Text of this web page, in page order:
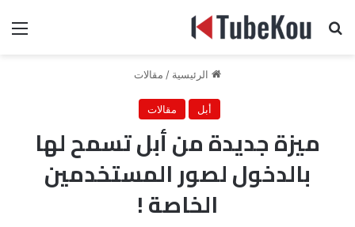
بحث عن
الرئيسية / مقالات
أبل مقالات
ميزة جديدة من أبل تسمح لها
بالدخول لصور المستخدمين
الخاصة !